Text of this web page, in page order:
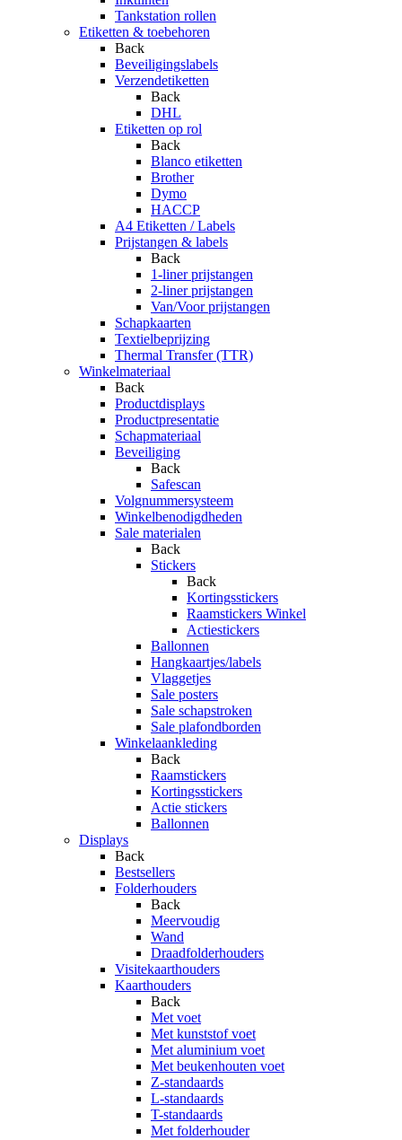
Tankstation rollen
Etiketten & toebehoren
Back
Beveiligingslabels
Verzendetiketten
Back
DHL
Etiketten op rol
Back
Blanco etiketten
Brother
Dymo
HACCP
A4 Etiketten / Labels
Prijstangen & labels
Back
1-liner prijstangen
2-liner prijstangen
Van/Voor prijstangen
Schapkaarten
Textielbeprijzing
Thermal Transfer (TTR)
Winkelmateriaal
Back
Productdisplays
Productpresentatie
Schapmateriaal
Beveiliging
Back
Safescan
Volgnummersysteem
Winkelbenodigdheden
Sale materialen
Back
Stickers
Back
Kortingsstickers
Raamstickers Winkel
Actiestickers
Ballonnen
Hangkaartjes/labels
Vlaggetjes
Sale posters
Sale schapstroken
Sale plafondborden
Winkelaankleding
Back
Raamstickers
Kortingsstickers
Actie stickers
Ballonnen
Displays
Back
Bestsellers
Folderhouders
Back
Meervoudig
Wand
Draadfolderhouders
Visitekaarthouders
Kaarthouders
Back
Met voet
Met kunststof voet
Met aluminium voet
Met beukenhouten voet
Z-standaards
L-standaards
T-standaards
Met folderhouder